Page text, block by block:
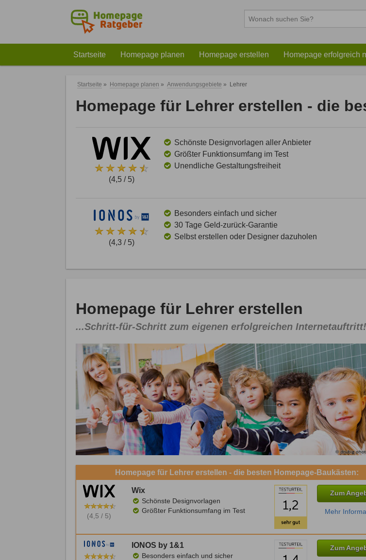
Startseite Homepage planen Homepage erstellen Homepage erfolgreich
Startseite » Homepage planen » Anwendungsgebiete » Lehrer
Homepage für Lehrer erstellen - die
(4,5 / 5)
Schönste Designvorlagen aller Anbieter
Größter Funktionsumfang im Test
Unendliche Gestaltungsfreiheit
(4,3 / 5)
Besonders einfach und sicher
30 Tage Geld-zurück-Garantie
Selbst erstellen oder Designer dazuholen
Homepage für Lehrer erstellen
...Schritt-für-Schritt zum eigenen erfolgreichen Internetauftritt!
Homepage für Lehrer erstellen - die besten Homepage-Baukästen:
(4,5 / 5)
Wix
Schönste Designvorlagen
Größter Funktionsumfang im Test
Zum
Mehr
IONOS by 1&1
Besonders einfach und sicher
Zum